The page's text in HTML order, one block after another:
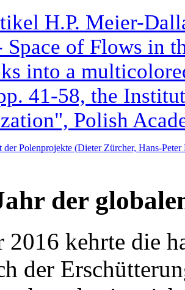
H.P. Meier-
Space of Flows in
into a
41-58, the
Polish
der Polenprojekte (Dieter Zürcher, Hans-
der
2016 kehrte die
der